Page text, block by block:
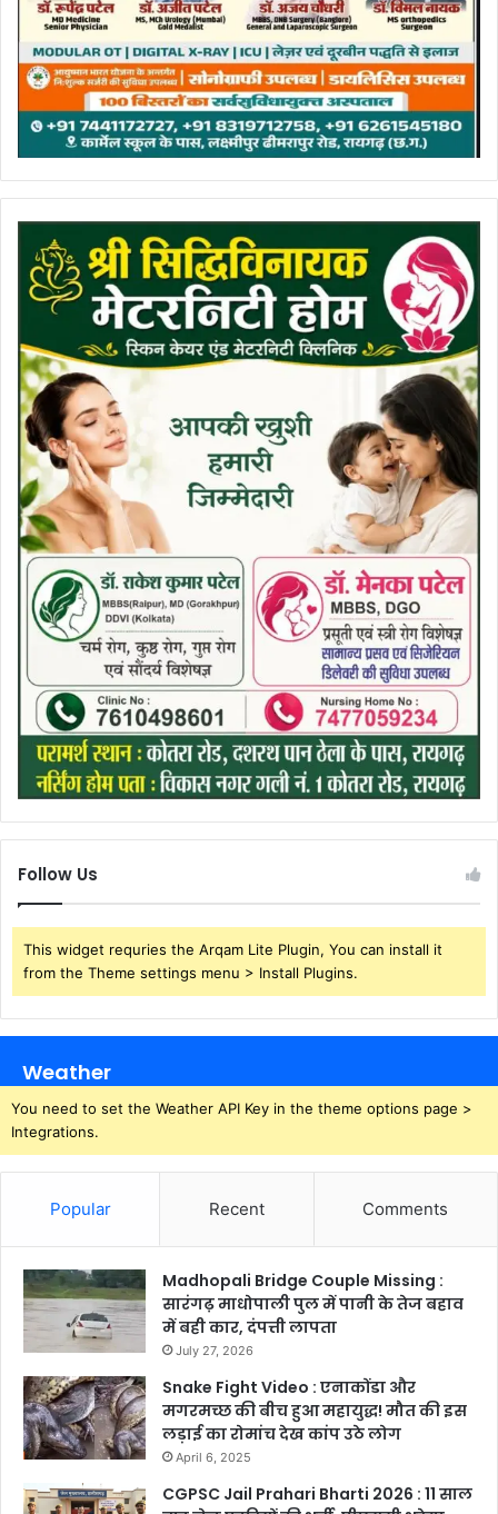
Follow Us
This widget requries the Arqam Lite Plugin, You can install it
from the Theme settings menu > Install Plugins.
Weather
You need to set the Weather API Key in the theme options page >
Integrations.
Popular Recent Comments
Madhopali Bridge Couple Missing :
सारंगढ़ माधोपाली पुल में पानी के तेज बहाव
में बही कार, दंपत्ती लापता
July 27, 2026
Snake Fight Video : एनाकोंडा और
मगरमच्छ की बीच हुआ महायुद्ध! मौत की इस
लड़ाई का रोमांच देख कांप उठे लोग
April 6, 2025
CGPSC Jail Prahari Bharti 2026 : 11 साल